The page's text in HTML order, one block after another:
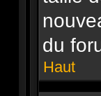
du
Haut